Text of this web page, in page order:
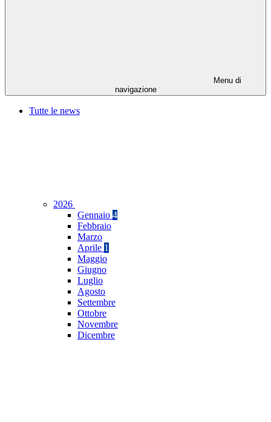
Menu di
navigazione
Tutte le news
2026
Gennaio 4
Febbraio
Marzo
Aprile 1
Maggio
Giugno
Luglio
Agosto
Settembre
Ottobre
Novembre
Dicembre